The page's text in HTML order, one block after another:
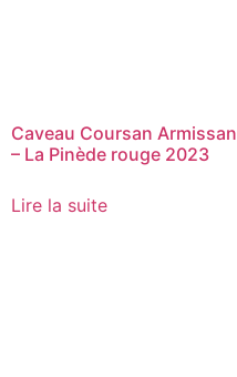
Caveau Coursan Armissan
– La Pinède rouge 2023
Lire la suite